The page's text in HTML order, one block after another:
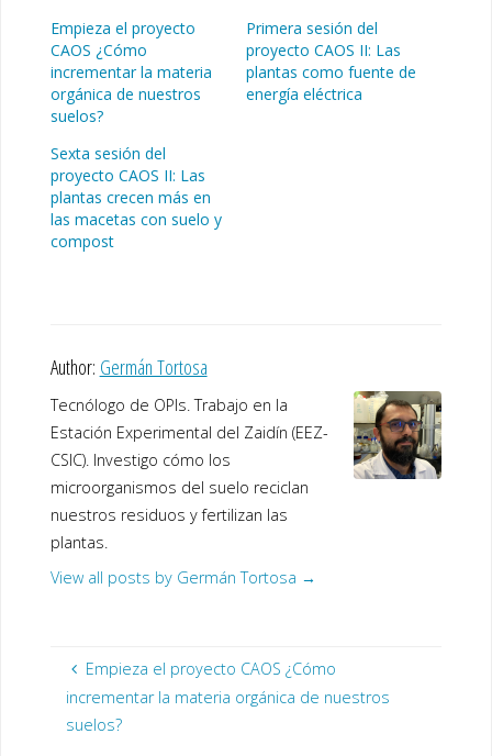
Empieza el proyecto
CAOS ¿Cómo
incrementar la materia
orgánica de nuestros
suelos?
Primera sesión del
proyecto CAOS II: Las
plantas como fuente de
energía eléctrica
Sexta sesión del
proyecto CAOS II: Las
plantas crecen más en
las macetas con suelo y
compost
Author: Germán Tortosa
Tecnólogo de OPIs. Trabajo en la
Estación Experimental del Zaidín (EEZ-
CSIC). Investigo cómo los
microorganismos del suelo reciclan
nuestros residuos y fertilizan las
plantas.
View all posts by Germán Tortosa →
Empieza el proyecto CAOS ¿Cómo
incrementar la materia orgánica de nuestros
suelos?